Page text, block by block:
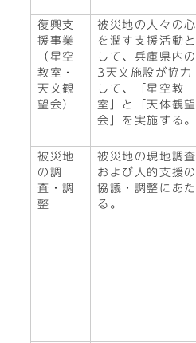
復興支
援事業
（星空
教室・
天文観
望会）
被災地の人々の心
を潤す支援活動と
して、兵庫県内の
3天文施設が協力
して、「星空教
室」と「天体観望
会」を実施する。
被災地
の調
査・調
整
被災地の現地調査
および人的支援の
協議・調整にあた
る。